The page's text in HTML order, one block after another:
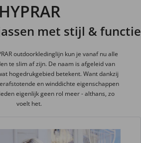
HYPRAR
met stijl & functie
outdoorkledinglijn kun je vanaf nu alle
te slim af zijn. De naam is afgeleid van
hogedrukgebied betekent. Want dankzij
en winddichte eigenschappen
eigenlijk geen rol meer - althans, zo
voelt het.